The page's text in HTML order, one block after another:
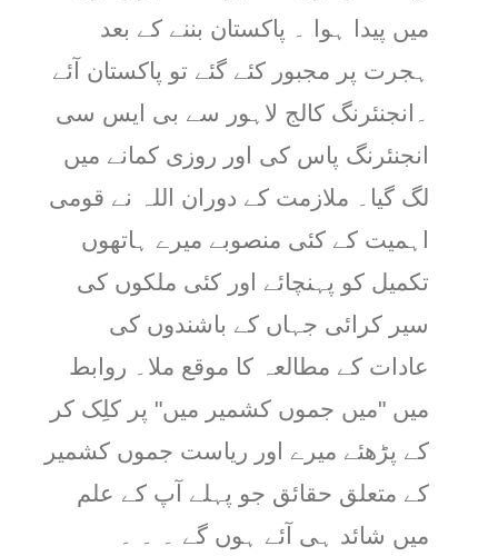
میں پیدا ہوا ۔ پاکستان بننے کے بعد
ہجرت پر مجبور کئے گئے تو پاکستان آئے
۔انجنئرنگ کالج لاہور سے بی ایس سی
انجنئرنگ پاس کی اور روزی کمانے میں
لگ گیا۔ ملازمت کے دوران اللہ نے قومی
اہمیت کے کئی منصوبے میرے ہاتھوں
تکمیل کو پہنچائے اور کئی ملکوں کی
سیر کرائی جہاں کے باشندوں کی
عادات کے مطالعہ کا موقع ملا۔ روابط
میں "میں جموں کشمیر میں" پر کلِک کر
کے پڑھئے میرے اور ریاست جموں کشمیر
کے متعلق حقائق جو پہلے آپ کے علم
میں شائد ہی آئے ہوں گے ۔ ۔ ۔